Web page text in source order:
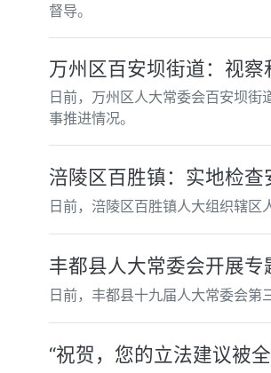
督导。
万州区百安坝街道：视
日前，万州区人大常委会百安坝
事推进情况。
涪陵区百胜镇：实地检查
日前，涪陵区百胜镇人大组织辖
丰都县人大常委会开展专
日前，丰都县十九届人大常委会
“祝贺，您的立法建议被